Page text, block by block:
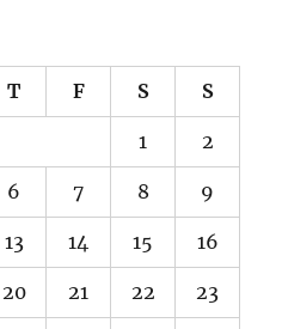
T F S S
1 2
6 7 8 9
13 14 15 16
20 21 22 23